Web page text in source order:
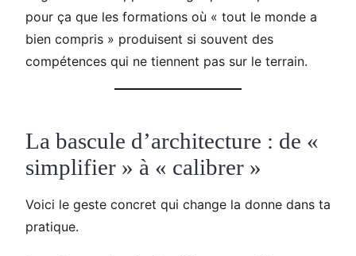
pour ça que les formations où « tout le monde a
bien compris » produisent si souvent des
compétences qui ne tiennent pas sur le terrain.
La bascule d’architecture : de «
simplifier » à « calibrer »
Voici le geste concret qui change la donne dans ta
pratique.